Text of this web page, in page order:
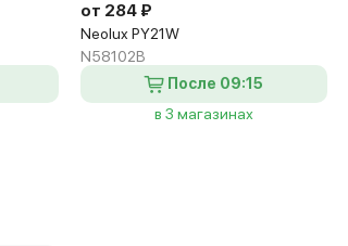
от 284 ₽
Neolux PY21W
N58102B
После 09:15
в 3 магазинах